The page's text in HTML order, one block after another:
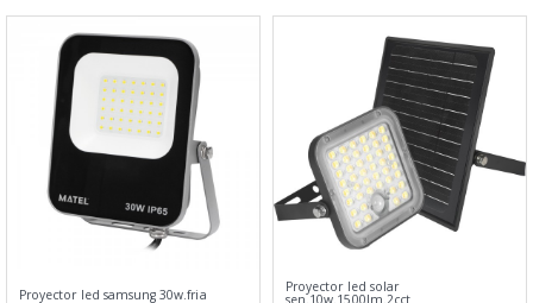
Proyector led samsung 30w.fria Proyector led solar
sen.10w.1500lm.2cct